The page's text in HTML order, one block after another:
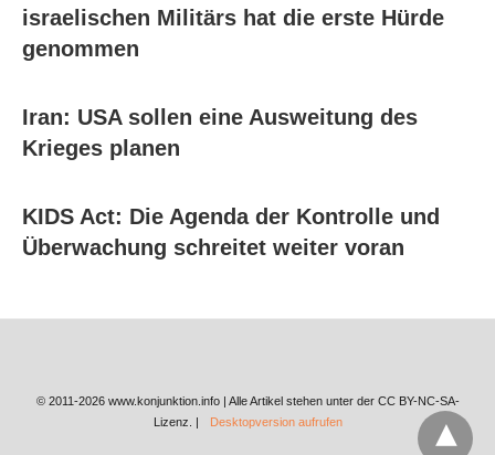
israelischen Militärs hat die erste Hürde
genommen
Iran: USA sollen eine Ausweitung des
Krieges planen
KIDS Act: Die Agenda der Kontrolle und
Überwachung schreitet weiter voran
© 2011-2026 www.konjunktion.info | Alle Artikel stehen unter der CC BY-NC-SA-
Lizenz. |
Desktopversion aufrufen